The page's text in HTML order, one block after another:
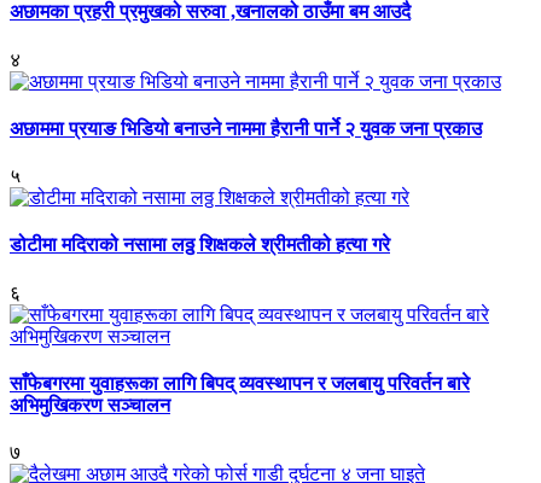
अछामका प्रहरी प्रमुखको सरुवा ,खनालको ठाउँमा बम आउदै
४
अछाममा प्रयाङ भिडियो बनाउने नाममा हैरानी पार्ने २ युवक जना प्रकाउ
५
डोटीमा मदिराको नसामा लठ्ठ शिक्षकले श्रीमतीको हत्या गरे
६
साँफेबगरमा युवाहरूका लागि बिपद् व्यवस्थापन र जलबायु परिवर्तन बारे
अभिमुखिकरण सञ्चालन
७